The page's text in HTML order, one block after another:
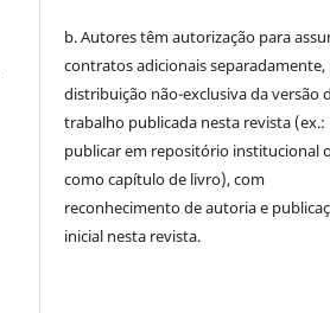
b. Autores têm autorização para
contratos adicionais separadamente,
distribuição não-exclusiva da versão
trabalho publicada nesta revista (ex.:
publicar em repositório institucional
como capítulo de livro), com
reconhecimento de autoria e
inicial nesta revista.